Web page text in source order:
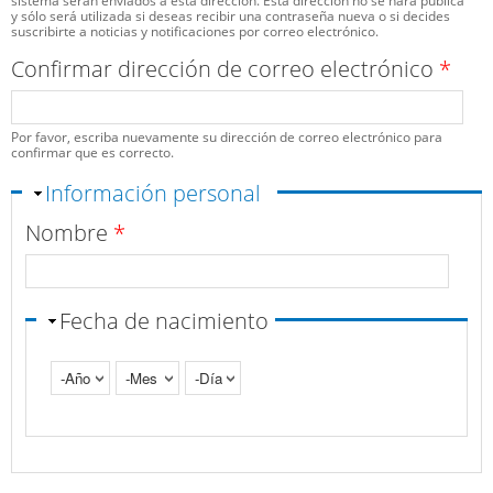
y sólo será utilizada si deseas recibir una contraseña nueva o si decides
suscribirte a noticias y notificaciones por correo electrónico.
Confirmar dirección de correo electrónico *
Por favor, escriba nuevamente su dirección de correo electrónico para
confirmar que es correcto.
Ocultar
Información personal
Nombre *
Fecha de nacimiento
Año
Mes Día